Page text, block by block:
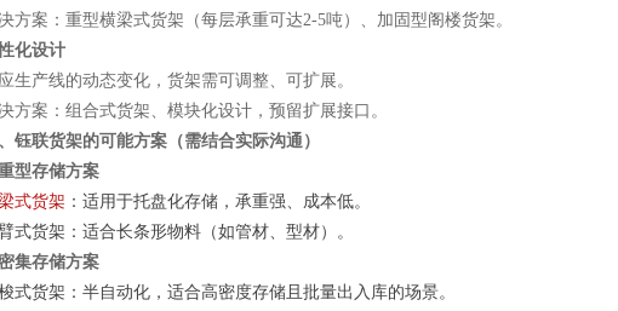
方案：重型横梁式货架（每层承重可达2-5吨）、加固型阁楼货架。
化设计
生产线的动态变化，货架需可调整、可扩展。
方案：组合式货架、模块化设计，预留扩展接口。
钰联货架的可能方案（需结合实际沟通）
型存储方案
式货架 ：适用于托盘化存储，承重强、成本低。
式货架：适合长条形物料（如管材、型材）。
集存储方案
式货架：半自动化，适合高密度存储且批量出入库的场景。